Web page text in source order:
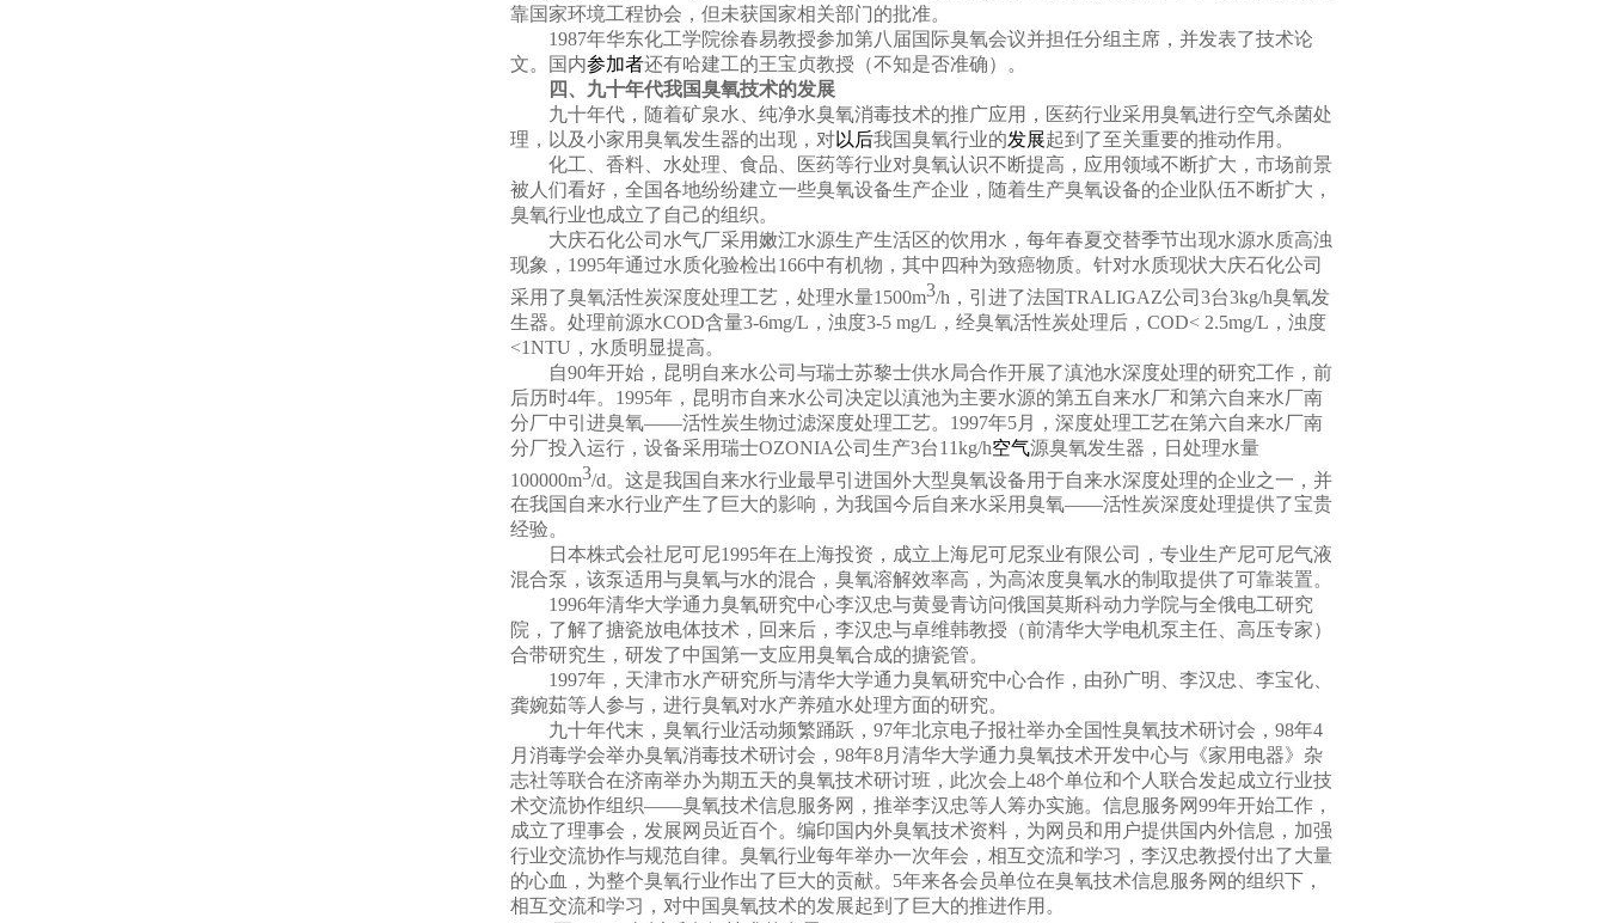
靠国家环境工程协会，但未获国家相关部门的批准。
1987年华东化工学院徐春易教授参加第八届国际臭氧会议并担任分组主席，并发表了技术论
文。国内参加者还有哈建工的王宝贞教授（不知是否准确）。
四、九十年代我国臭氧技术的发展
九十年代，随着矿泉水、纯净水臭氧消毒技术的推广应用，医药行业采用臭氧进行空气杀菌处
理，以及小家用臭氧发生器的出现，对以后我国臭氧行业的发展起到了至关重要的推动作用。
化工、香料、水处理、食品、医药等行业对臭氧认识不断提高，应用领域不断扩大，市场前景
被人们看好，全国各地纷纷建立一些臭氧设备生产企业，随着生产臭氧设备的企业队伍不断扩大，
臭氧行业也成立了自己的组织。
大庆石化公司水气厂采用嫩江水源生产生活区的饮用水，每年春夏交替季节出现水源水质高浊
现象， 1995年通过水质化验检出166中有机物，其中四种为致癌物质。针对水质现状大庆石化公司
采用了臭氧活性炭深度处理工艺，处理水量1500m3/h ，引进了法国TRALIGAZ公司 3台3kg/h臭氧发
生器。处理前源水COD含量3-6mg/L ，浊度3-5 mg/L ，经臭氧活性炭处理后， COD< 2.5mg/L ，浊度
<1NTU，水质明显提高。
自90年开始，昆明自来水公司与瑞士苏黎士供水局合作开展了滇池水深度处理的研究工作，前
后历时4年。 1995年，昆明市自来水公司决定以滇池为主要水源的第五自来水厂和第六自来水厂南
分厂中引进臭氧——活性炭生物过滤深度处理工艺。 1997年5月，深度处理工艺在第六自来水厂南
分厂投入运行，设备采用瑞士OZONIA公司生产3台11kg/h空气源臭氧发生器，日处理水量
100000m3/d 。这是我国自来水行业最早引进国外大型臭氧设备用于自来水深度处理的企业之一，并
在我国自来水行业产生了巨大的影响，为我国今后自来水采用臭氧——活性炭深度处理提供了宝贵
经验。
日本株式会社尼可尼1995年在上海投资，成立上海尼可尼泵业有限公司，专业生产尼可尼气液
混合泵，该泵适用与臭氧与水的混合，臭氧溶解效率高，为高浓度臭氧水的制取提供了可靠装置。
1996年清华大学通力臭氧研究中心李汉忠与黄曼青访问俄国莫斯科动力学院与全俄电工研究
院，了解了搪瓷放电体技术，回来后，李汉忠与卓维韩教授（前清华大学电机泵主任、高压专家）
合带研究生，研发了中国第一支应用臭氧合成的搪瓷管。
1997年，天津市水产研究所与清华大学通力臭氧研究中心合作，由孙广明、李汉忠、李宝化、
龚婉茹等人参与，进行臭氧对水产养殖水处理方面的研究。
九十年代末，臭氧行业活动频繁踊跃， 97年北京电子报社举办全国性臭氧技术研讨会， 98年4
月消毒学会举办臭氧消毒技术研讨会， 98年8月清华大学通力臭氧技术开发中心与《家用电器》杂
志社等联合在济南举办为期五天的臭氧技术研讨班，此次会上48个单位和个人联合发起成立行业技
术交流协作组织——臭氧技术信息服务网，推举李汉忠等人筹办实施。信息服务网99年开始工作，
成立了理事会，发展网员近百个。编印国内外臭氧技术资料，为网员和用户提供国内外信息，加强
行业交流协作与规范自律。臭氧行业每年举办一次年会，相互交流和学习，李汉忠教授付出了大量
的心血，为整个臭氧行业作出了巨大的贡献。 5年来各会员单位在臭氧技术信息服务网的组织下，
相互交流和学习，对中国臭氧技术的发展起到了巨大的推进作用。